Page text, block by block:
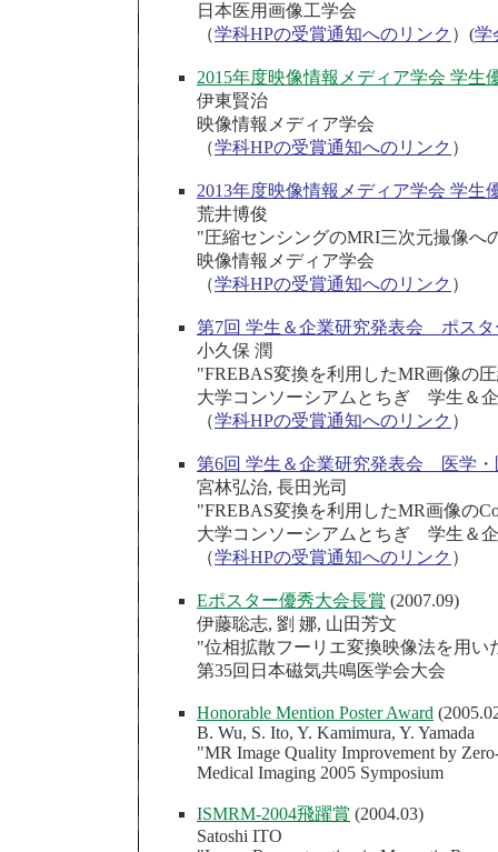
日本医用画像工学会
（学科HPの受賞通知へのリンク ）(学
2015年度映像情報メディア学会 学生
伊東賢治
映像情報メディア学会
（学科HPの受賞通知へのリンク ）
2013年度映像情報メディア学会 学生
荒井博俊
"圧縮センシングのMRI三次元撮像へ
映像情報メディア学会
（学科HPの受賞通知へのリンク ）
第7回 学生＆企業研究発表会 ポスタ
小久保 潤
"FREBAS変換を利用したMR画像の
大学コンソーシアムとちぎ 学生＆
（学科HPの受賞通知へのリンク ）
第6回 学生＆企業研究発表会 医学
宮林弘治, 長田光司
"FREBAS変換を利用したMR画像の
大学コンソーシアムとちぎ 学生＆
（学科HPの受賞通知へのリンク ）
Eポスター優秀大会長賞 (2007.09)
伊藤聡志, 劉 娜, 山田芳文
"位相拡散フーリエ変換映像法を用
第35回日本磁気共鳴医学会大会
Honorable Mention Poster Award
B. Wu, S. Ito, Y. Kamimura, Y. Yamada
"MR Image Quality Improvement by
Medical Imaging 2005 Symposium
ISMRM-2004飛躍賞 (2004.03)
Satoshi ITO